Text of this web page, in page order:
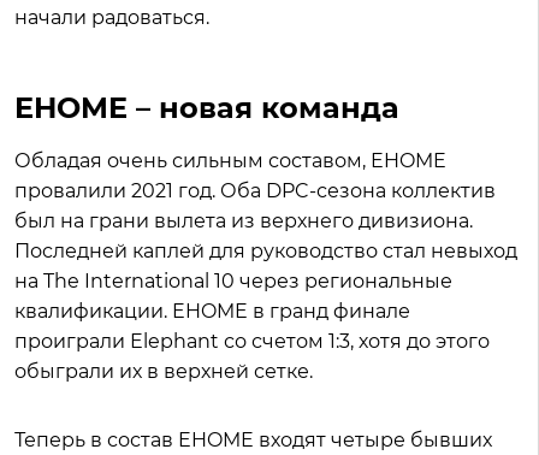
начали радоваться.
EHOME – новая команда
Обладая очень сильным составом, EHOME
провалили 2021 год. Оба DPC-сезона коллектив
был на грани вылета из верхнего дивизиона.
Последней каплей для руководство стал невыход
на The International 10 через региональные
квалификации. EHOME в гранд финале
проиграли Elephant со счетом 1:3, хотя до этого
обыграли их в верхней сетке.
Теперь в состав EHOME входят четыре бывших